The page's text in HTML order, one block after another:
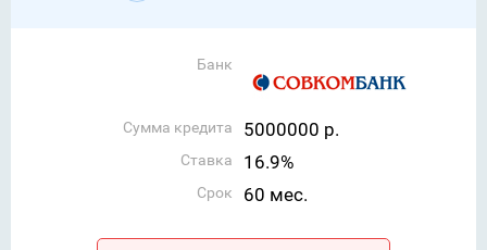
Банк
Сумма кредита 5000000 р.
Ставка 16.9%
Срок 60 мес.